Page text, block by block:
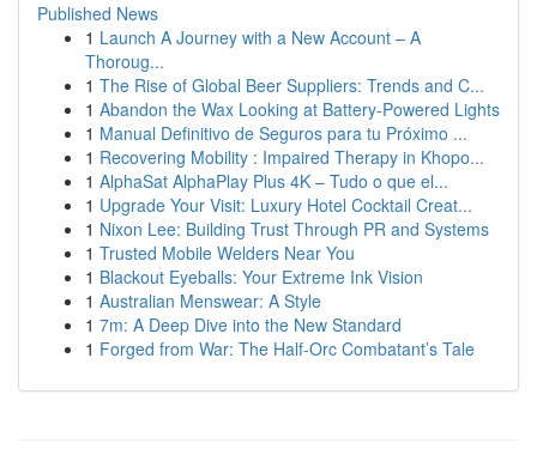
Published News
1 Launch A Journey with a New Account – A
Thoroug...
1 The Rise of Global Beer Suppliers: Trends and C...
1 Abandon the Wax Looking at Battery-Powered Lights
1 Manual Definitivo de Seguros para tu Próximo ...
1 Recovering Mobility : Impaired Therapy in Khopo...
1 AlphaSat AlphaPlay Plus 4K – Tudo o que el...
1 Upgrade Your Visit: Luxury Hotel Cocktail Creat...
1 Nixon Lee: Building Trust Through PR and Systems
1 Trusted Mobile Welders Near You
1 Blackout Eyeballs: Your Extreme Ink Vision
1 Australian Menswear: A Style
1 7m: A Deep Dive into the New Standard
1 Forged from War: The Half-Orc Combatant’s Tale